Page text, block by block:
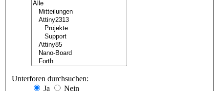
Unterforen durchsuchen:
Ja
Nein